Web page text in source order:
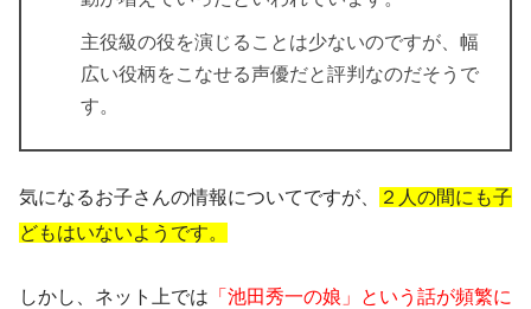
主役級の役を演じることは少ないのですが、幅
広い役柄をこなせる声優だと評判なのだそうで
す。
気になるお子さんの情報についてですが、
２人の間にも子
どもはいないようです。
しかし、ネット上では 「池田秀一の娘」という話が頻繁に